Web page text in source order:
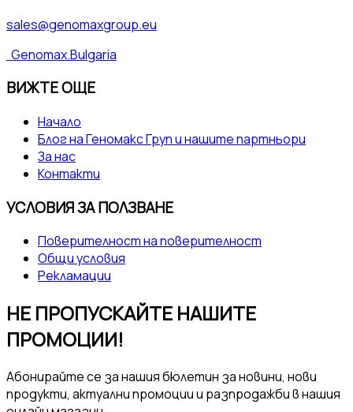
sales@genomaxgroup.eu
Genomax.Bulgaria
ВИЖТЕ ОЩЕ
Начало
Блог на Геномакс Груп и нашите партньори
За нас
Контакти
УСЛОВИЯ ЗА ПОЛЗВАНЕ
Поверителност на поверителност
Общи условия
Рекламации
НЕ ПРОПУСКАЙТЕ НАШИТЕ
ПРОМОЦИИ!
Абонирайте се за нашия бюлетин за новини, нови
продукти, актуални промоции и разпродажби в нашия